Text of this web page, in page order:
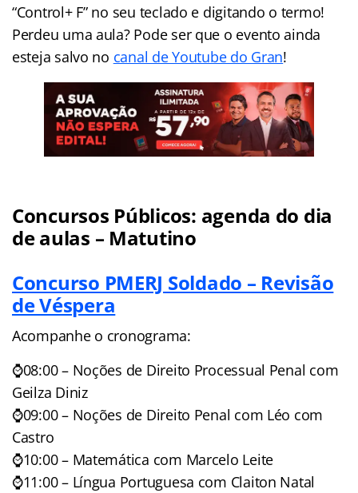
“Control+ F” no seu teclado e digitando o termo!
Perdeu uma aula? Pode ser que o evento ainda
esteja salvo no canal de Youtube do Gran!
Concursos Públicos: agenda do dia
de aulas – Matutino
Concurso PMERJ Soldado – Revisão
de Véspera
Acompanhe o cronograma:
⌚08:00 – Noções de Direito Processual Penal com
Geilza Diniz
⌚09:00 – Noções de Direito Penal com Léo com
Castro
⌚10:00 – Matemática com Marcelo Leite
⌚11:00 – Língua Portuguesa com Claiton Natal